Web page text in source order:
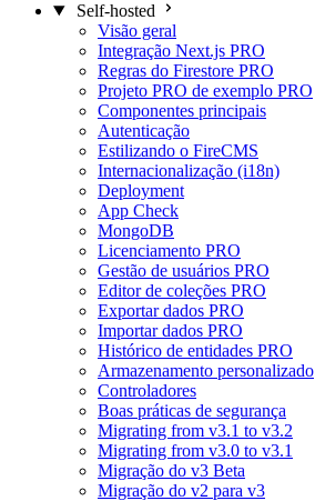
Self-hosted
Visão geral
Integração Next.js PRO
Regras do Firestore PRO
Projeto PRO de exemplo PRO
Componentes principais
Autenticação
Estilizando o FireCMS
Internacionalização (i18n)
Deployment
App Check
MongoDB
Licenciamento PRO
Gestão de usuários PRO
Editor de coleções PRO
Exportar dados PRO
Importar dados PRO
Histórico de entidades PRO
Armazenamento personalizado
Controladores
Boas práticas de segurança
Migrating from v3.1 to v3.2
Migrating from v3.0 to v3.1
Migração do v3 Beta
Migração do v2 para v3